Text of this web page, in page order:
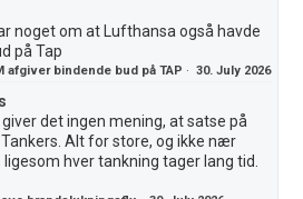
noget om at Lufthansa også havde
på Tap
afgiver bindende bud på TAP ·30. July 2026
giver det ingen mening, at satse på
Alt for store, og ikke nær
hver tankning tager lang tid.